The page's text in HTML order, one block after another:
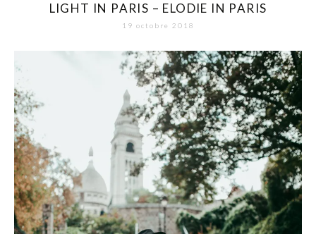
LIGHT IN PARIS – ELODIE IN PARIS
19 octobre 2018